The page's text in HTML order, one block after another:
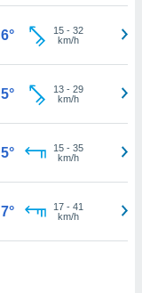
6° 15- 32
km/h
5° 13- 29
km/h
5° 15- 35
km/h
7° 17- 41
km/h